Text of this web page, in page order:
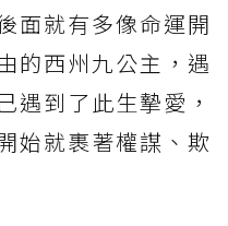
面就有多像命運開
的西州九公主，遇
遇到了此生摯愛，
始就裹著權謀、欺